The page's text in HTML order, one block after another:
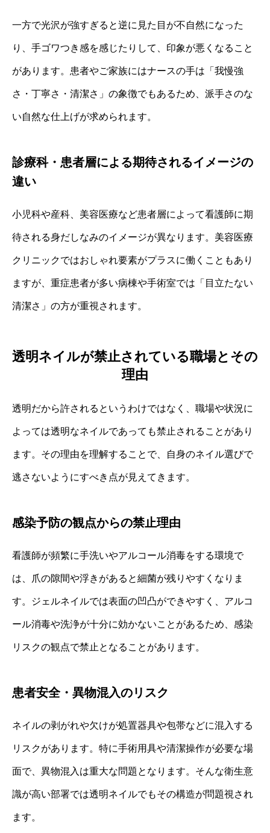
一方で光沢が強すぎると逆に見た目が不自然になった
り、手ゴワつき感を感じたりして、印象が悪くなること
があります。患者やご家族にはナースの手は「我慢強
さ・丁寧さ・清潔さ」の象徴でもあるため、派手さのな
い自然な仕上げが求められます。
診療科・患者層による期待されるイメージの
違い
小児科や産科、美容医療など患者層によって看護師に期
待される身だしなみのイメージが異なります。美容医療
クリニックではおしゃれ要素がプラスに働くこともあり
ますが、重症患者が多い病棟や手術室では「目立たない
清潔さ」の方が重視されます。
透明ネイルが禁止されている職場とその
理由
透明だから許されるというわけではなく、職場や状況に
よっては透明なネイルであっても禁止されることがあり
ます。その理由を理解することで、自身のネイル選びで
逃さないようにすべき点が見えてきます。
感染予防の観点からの禁止理由
看護師が頻繁に手洗いやアルコール消毒をする環境で
は、爪の隙間や浮きがあると細菌が残りやすくなりま
す。ジェルネイルでは表面の凹凸ができやすく、アルコ
ール消毒や洗浄が十分に効かないことがあるため、感染
リスクの観点で禁止となることがあります。
患者安全・異物混入のリスク
ネイルの剥がれや欠けが処置器具や包帯などに混入する
リスクがあります。特に手術用具や清潔操作が必要な場
面で、異物混入は重大な問題となります。そんな衛生意
識が高い部署では透明ネイルでもその構造が問題視され
ます。